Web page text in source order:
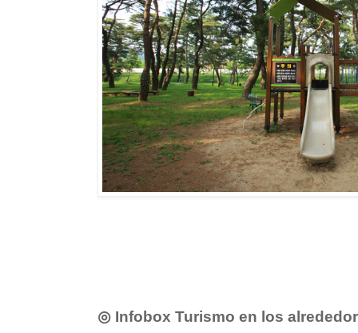
◎ Infobox Turismo en los